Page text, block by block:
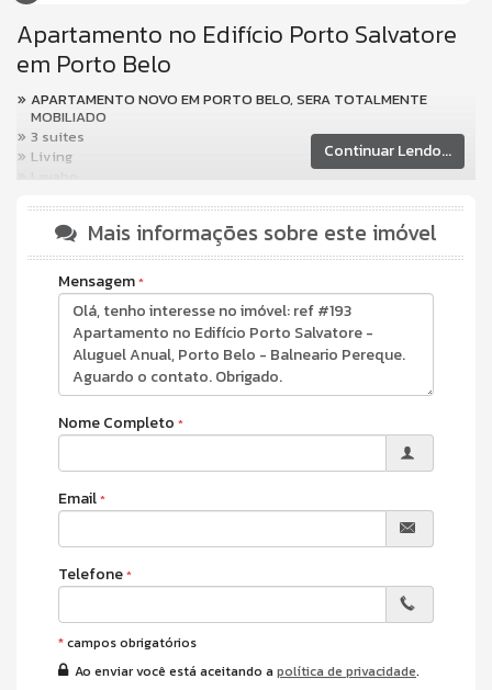
Apartamento no Edifício Porto Salvatore
em Porto Belo
APARTAMENTO NOVO EM PORTO BELO, SERA TOTALMENTE
MOBILIADO
3 suites
Living
Lavabo
Churrasqueira
Vista Mar
Todo mobiliado
Características do Imóvel
Área de Serviço
Cozinha Americana
Sacada Integrada
Lavabo
Churrasqueira
Fechadura Eletrônica
Características do Empreendimento
Sala de Jogos
Salão de Festas
Espaço Gourmet
Brinquedoteca
Bicicletário
Câmeras de Segurança
Elevador
Continuar Lendo...
Mais informações sobre este imóvel
Mensagem
Nome Completo
Email
Telefone
*campos obrigatórios
Ao enviar você está aceitando apolítica de privacidade.